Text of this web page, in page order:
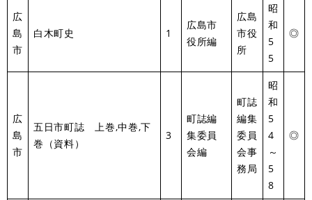
広
島
市
白木町史 1
広島市
役所編
広島
市役
所
昭
和
5
5
◎
広
島
市
五日市町誌 上巻,中巻,下
巻（資料）
3
町誌編
集委員
会編
町誌
編集
委員
会事
務局
昭
和
5
4
～
5
8
◎